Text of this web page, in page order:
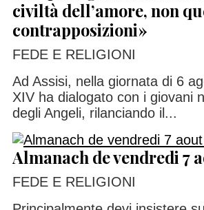
civiltà dell’amore, non
contrapposizioni»
FEDE E RELIGIONI
Ad Assisi, nella giornata di 6
XIV ha dialogato con i giovani
degli Angeli, rilanciando il...
Almanach de vendredi 7
FEDE E RELIGIONI